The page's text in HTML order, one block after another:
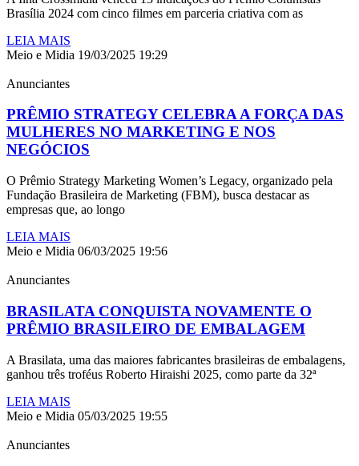
Brasília 2024 com cinco filmes em parceria criativa com as
LEIA MAIS
Meio e Midia 19/03/2025 19:29
Anunciantes
PRÊMIO STRATEGY CELEBRA A FORÇA DAS
MULHERES NO MARKETING E NOS
NEGÓCIOS
O Prêmio Strategy Marketing Women’s Legacy, organizado pela
Fundação Brasileira de Marketing (FBM), busca destacar as
empresas que, ao longo
LEIA MAIS
Meio e Midia 06/03/2025 19:56
Anunciantes
BRASILATA CONQUISTA NOVAMENTE O
PRÊMIO BRASILEIRO DE EMBALAGEM
A Brasilata, uma das maiores fabricantes brasileiras de embalagens,
ganhou três troféus Roberto Hiraishi 2025, como parte da 32ª
LEIA MAIS
Meio e Midia 05/03/2025 19:55
Anunciantes